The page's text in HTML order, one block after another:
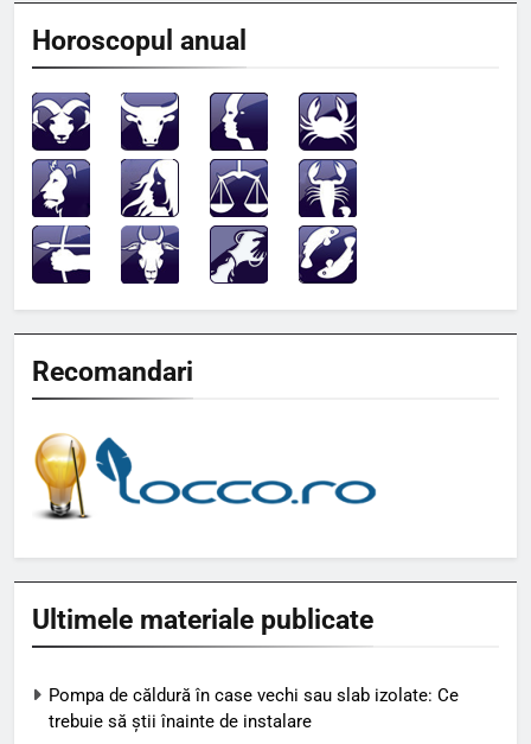
Horoscopul anual
Recomandari
Ultimele materiale publicate
Pompa de căldură în case vechi sau slab izolate: Ce
trebuie să știi înainte de instalare